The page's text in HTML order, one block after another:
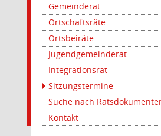
Gemeinderat
Ortschaftsräte
Ortsbeiräte
Jugendgemeinderat
Integrationsrat
Sitzungstermine
Suche nach
Kontakt